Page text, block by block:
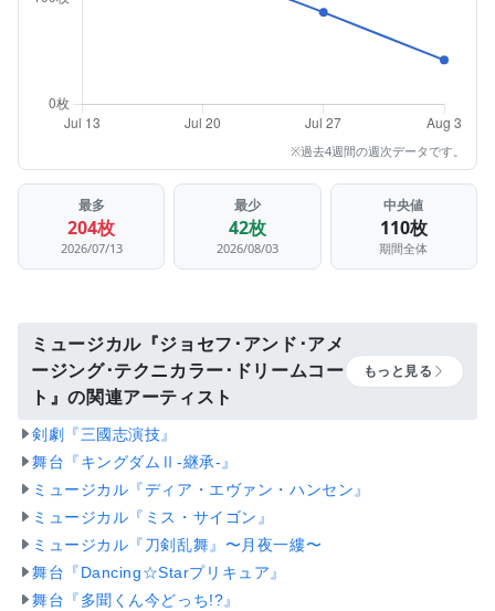
※過去4週間の週次データです。
最多
204枚
2026/07/13
最少
42枚
2026/08/03
中央値
110枚
期間全体
ミュージカル『ジョセフ･アンド･アメ
ージング･テクニカラー･ドリームコー
ト』の関連アーティスト
もっと見る
剣劇『三國志演技』
舞台『キングダムⅡ-継承-』
ミュージカル『ディア・エヴァン・ハンセン』
ミュージカル『ミス・サイゴン』
ミュージカル『刀剣乱舞』〜月夜一縷〜
舞台『Dancing☆Starプリキュア』
舞台『多聞くん今どっち!?』